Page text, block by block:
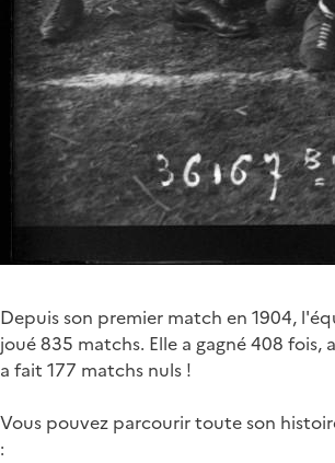
Depuis son premier match en 1904,
joué 835 matchs. Elle a gagné 408 fois,
a fait 177 matchs nuls !
Vous pouvez parcourir toute son
: